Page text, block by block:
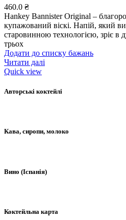
460.0 ₴
Hankey Bannister Original –
купажований віскі. Напій, який
старовинною технологією, зріє в
трьох
Додати до списку бажань
Читати далі
Quick view
Авторські коктейлі
Кава, сиропи, молоко
Вино (Іспанія)
Коктейльна карта